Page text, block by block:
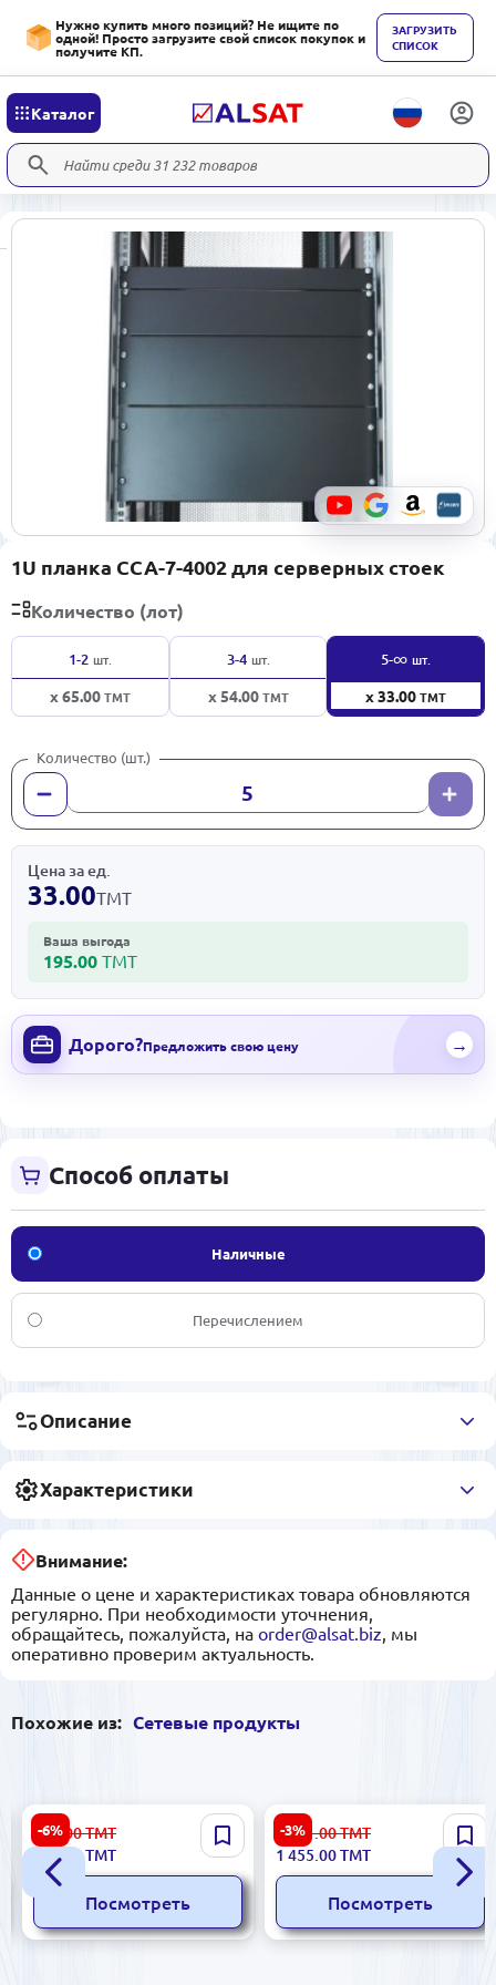
Нужно купить много позиций? Не ищите по
одной! Просто загрузите свой список покупок и
получите КП.
ЗАГРУЗИТЬ
СПИСОК
Каталог
1U планка CCA-7-4002 для серверных стоек
Количество (лот)
1-2 шт.
x 65.00ТМТ
3-4 шт.
x 54.00ТМТ
5-∞ шт.
x 33.00ТМТ
Количество (шт.)
Цена за ед.
33.00ТМТ
Ваша выгода
195.00 ТМТ
Дорого?Предложить свою цену →
Способ оплаты
Наличные
Перечислением
Описание
Характеристики
Внимание:
Данные о цене и характеристиках товара обновляются
регулярно. При необходимости уточнения,
обращайтесь, пожалуйста, на order@alsat.biz , мы
оперативно проверим актуальность.
Похожие из: Сетевые продукты
-6%
SNR NETODFSNRODF8WP |
Кросс-бокс 8 портов
SC/2xLC настенный
730.00ТМТ
686.00ТМТ
Посмотреть
-3%
6U 600x350x600 мм |
Серверный шкаф стальной
0,8/1,5 мм
1 501.00ТМТ
1 455.00ТМТ
Посмотреть